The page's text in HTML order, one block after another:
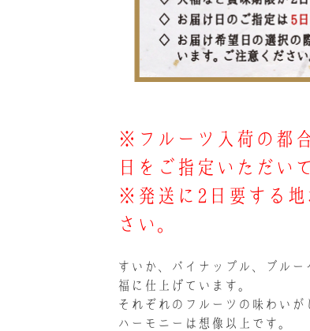
※フルーツ入荷の都
日をご指定いただい
※発送に2日要する地
さい。
すいか、パイナップル、ブル
福に仕上げています。
それぞれのフルーツの味わい
ハーモニーは想像以上です。